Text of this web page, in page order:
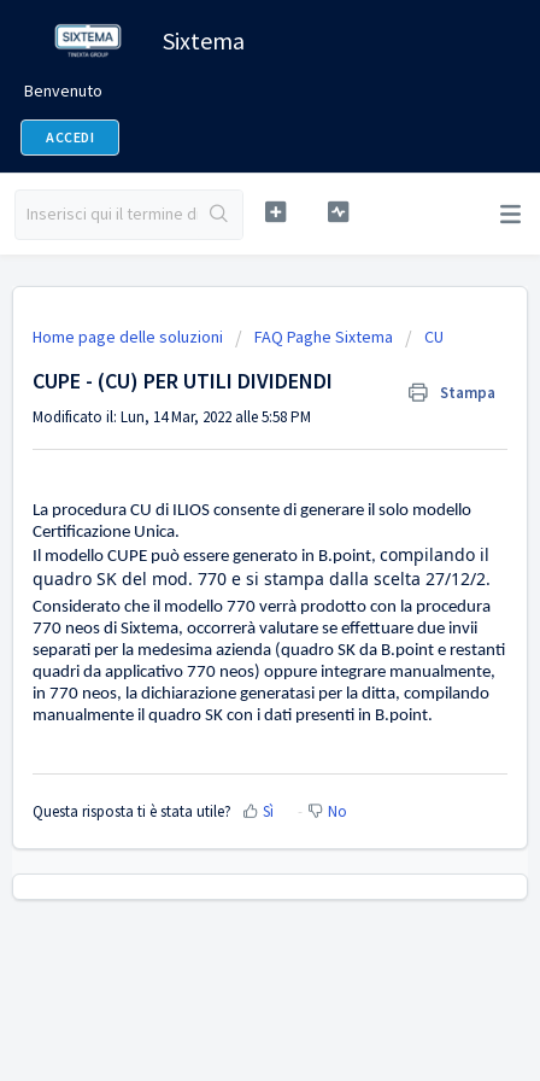
Sixtema
Benvenuto
ACCEDI
Home page delle soluzioni FAQ Paghe Sixtema CU
CUPE - (CU) PER UTILI DIVIDENDI
Stampa
Modificato il: Lun, 14 Mar, 2022 alle 5:58 PM
La procedura CU di ILIOS consente di generare il solo modello
Certificazione Unica.
Il modello CUPE può essere generato in B.point, compilando il
quadro SK del mod. 770 e si stampa dalla scelta 27/12/2.
Considerato che il modello 770 verrà prodotto con la procedura
770 neos di Sixtema, occorrerà valutare se effettuare due invii
separati per la medesima azienda (quadro SK da B.point e restanti
quadri da applicativo 770 neos) oppure integrare manualmente,
in 770 neos, la dichiarazione generatasi per la ditta, compilando
manualmente il quadro SK con i dati presenti in B.point.
Questa risposta ti è stata utile? Sì No